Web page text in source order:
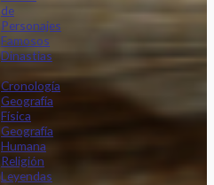
de
Personajes
Famosos
Dinastias
Cronología
Geografía
Física
Geografía
Humana
Religión
Leyendas